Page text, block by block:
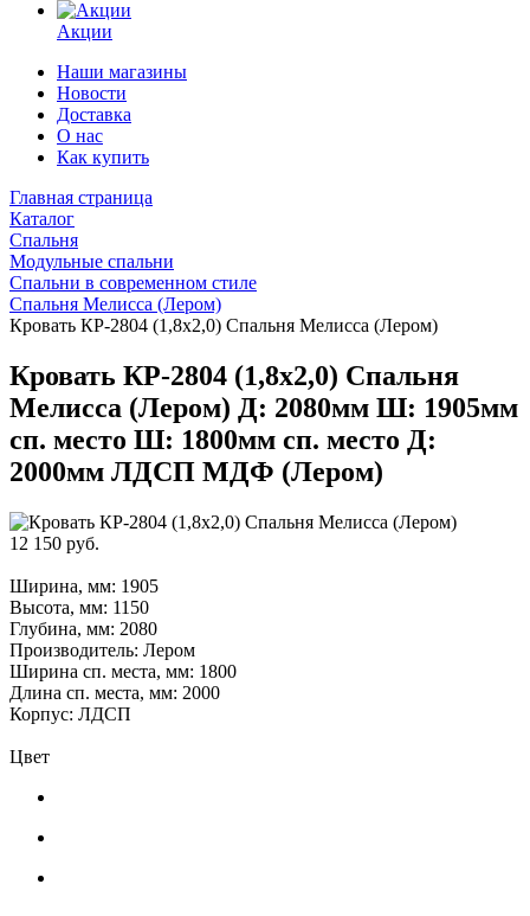
Акции
Наши магазины
Новости
Доставка
О нас
Как купить
Главная страница
Каталог
Спальня
Модульные спальни
Спальни в современном стиле
Спальня Мелисса (Лером)
Кровать КР-2804 (1,8х2,0) Спальня Мелисса (Лером)
Кровать КР-2804 (1,8х2,0) Спальня
Мелисса (Лером) Д: 2080мм Ш: 1905мм
сп. место Ш: 1800мм сп. место Д:
2000мм ЛДСП МДФ (Лером)
12 150 руб.
Ширина, мм: 1905
Высота, мм: 1150
Глубина, мм: 2080
Производитель: Лером
Ширина сп. места, мм: 1800
Длина сп. места, мм: 2000
Корпус: ЛДСП
Цвет